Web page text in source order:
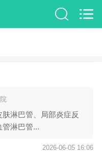
淋巴管、局部炎症反
淋巴管...
2026-06-05 16:06